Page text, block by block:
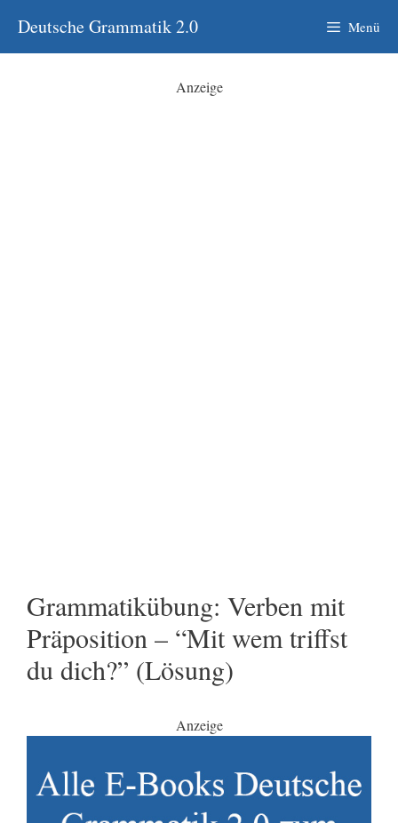
Inhalt
springen
Deutsche Grammatik 2.0 Menü
Anzeige
Grammatikübung: Verben mit
Präposition – “Mit wem triffst
du dich?” (Lösung)
Anzeige